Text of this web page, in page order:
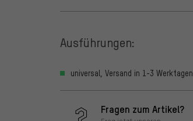
Ausführungen:
universal, Versand in 1-3 Werktagen
Fragen zum Artikel?